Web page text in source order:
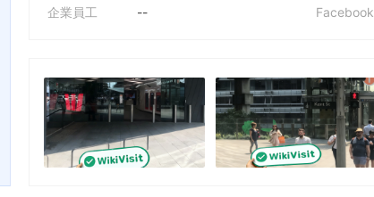
企業員工
--
Facebook